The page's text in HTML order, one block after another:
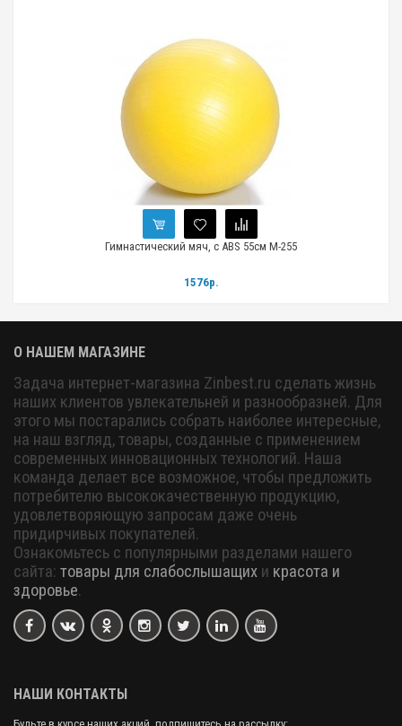
Гимнастический мяч, с ABS 55см М-255
1576р.
О НАШЕМ МАГАЗИНЕ
Задача интернет-магазина Zinbest.ru сделать жизнь
наших клиентов увлекательней и разнообразней. Для
этого мы постарались собрать наиболее интересные,
на наш взгляд, товары, созданные с применением
современных инновационных технологий. Наша
команда делает все возможное, чтобы предложить
потребителю высококачественную продукцию,
удовлетворяющую запросам даже очень
придирчивых покупателей.
Ознакомьтесь с популярными разделами нашего
сайта: товары для слабослышащих и красота и
здоровье.
НАШИ КОНТАКТЫ